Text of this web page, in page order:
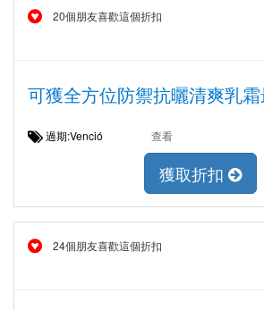
20個朋友喜歡這個折扣
可獲全方位防禦抗曬清爽乳
過期:Venció 查看
獲取折扣
24個朋友喜歡這個折扣